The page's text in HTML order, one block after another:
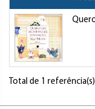
Total de 1